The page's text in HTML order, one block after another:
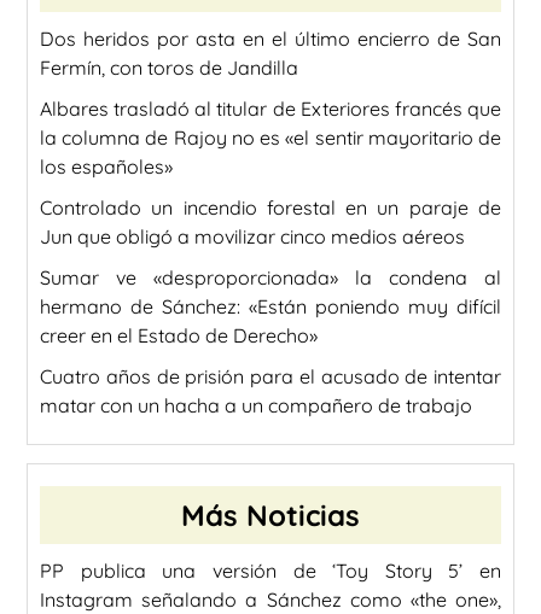
Dos heridos por asta en el último encierro de San
Fermín, con toros de Jandilla
Albares trasladó al titular de Exteriores francés que
la columna de Rajoy no es «el sentir mayoritario de
los españoles»
Controlado un incendio forestal en un paraje de
Jun que obligó a movilizar cinco medios aéreos
Sumar ve «desproporcionada» la condena al
hermano de Sánchez: «Están poniendo muy difícil
creer en el Estado de Derecho»
Cuatro años de prisión para el acusado de intentar
matar con un hacha a un compañero de trabajo
Más Noticias
PP publica una versión de ‘Toy Story 5’ en
Instagram señalando a Sánchez como «the one»,